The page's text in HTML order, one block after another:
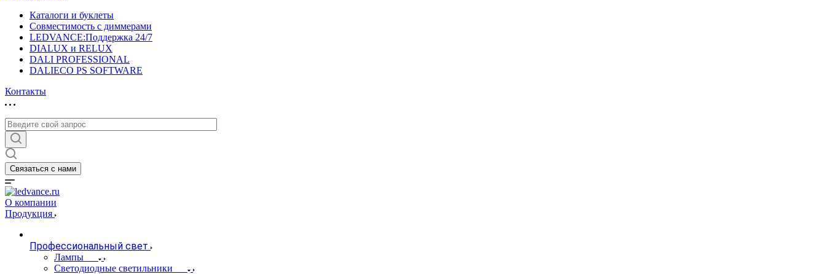
Каталоги и буклеты
Совместимость с диммерами
LEDVANCE:Поддержка 24/7
DIALUX и RELUX
DALI PROFESSIONAL
DALIECO PS SOFTWARE
Контакты
Связаться с нами
О компании
Продукция
Профессиональный свет
Лампы
Светодиодные светильники